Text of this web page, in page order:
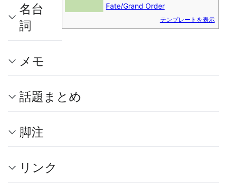
Fate/Grand Order
テンプレートを表示
名台
詞
メモ
話題まとめ
脚注
リンク